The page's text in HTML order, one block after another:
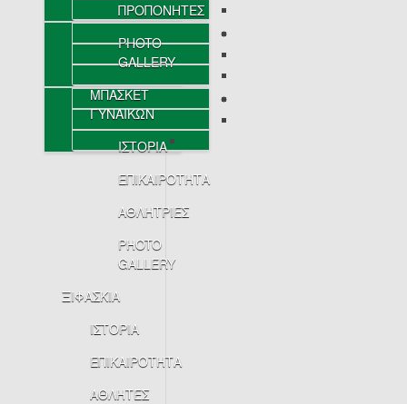
ΠΡΟΠΟΝΗΤΕΣ
PHOTO
GALLERY
ΜΠΑΣΚΕΤ
ΓΥΝΑΙΚΩΝ
ΙΣΤΟΡΙΑ
ΕΠΙΚΑΙΡΟΤΗΤΑ
ΑΘΛΗΤΡΙΕΣ
PHOTO
GALLERY
ΞΙΦΑΣΚΙΑ
ΙΣΤΟΡΙΑ
ΕΠΙΚΑΙΡΟΤΗΤΑ
ΑΘΛΗΤΕΣ